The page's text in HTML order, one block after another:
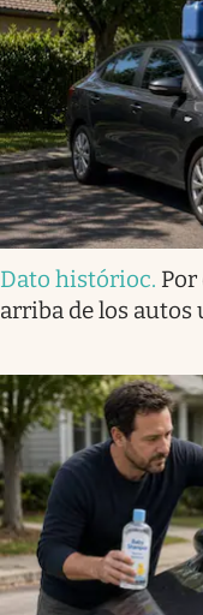
Dato histórioc.
arriba de los autos